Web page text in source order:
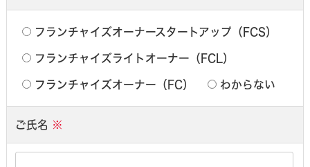
フランチャイズオーナースタートアップ（FCS）
フランチャイズライトオーナー（FCL）
フランチャイズオーナー（FC）
わからない
ご氏名 ※